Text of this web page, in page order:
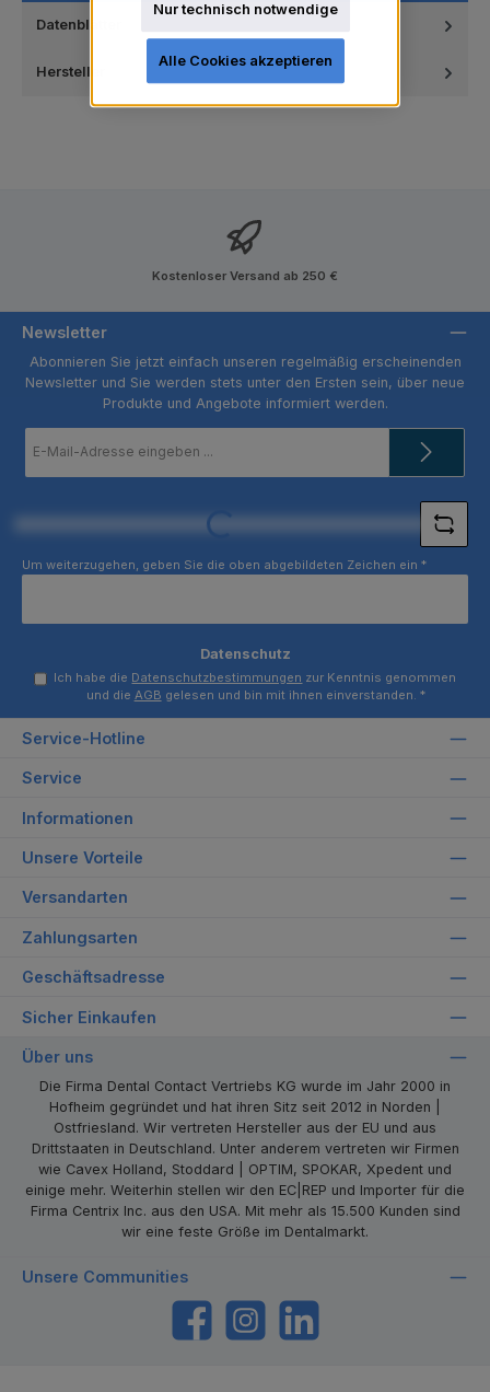
Datenblätter
Hersteller
Kostenloser Versand ab 250 €
Newsletter
Abonnieren Sie jetzt einfach unseren regelmäßig erscheinenden
Newsletter und Sie werden stets unter den Ersten sein, über neue
Produkte und Angebote informiert werden.
Mail-
Loading...
Um weiterzugehen, geben Sie die oben abgebildeten Zeichen ein *
Datenschutz
Ich habe die Datenschutzbestimmungen zur Kenntnis genommen
und die AGB gelesen und bin mit ihnen einverstanden. *
Service-Hotline
Service
Informationen
Unsere Vorteile
Versandarten
Zahlungsarten
Geschäftsadresse
Sicher Einkaufen
Über uns
Die Firma Dental Contact Vertriebs KG wurde im Jahr 2000 in
Hofheim gegründet und hat ihren Sitz seit 2012 in Norden |
Ostfriesland. Wir vertreten Hersteller aus der EU und aus
Drittstaaten in Deutschland. Unter anderem vertreten wir Firmen
wie Cavex Holland, Stoddard | OPTIM, SPOKAR, Xpedent und
einige mehr. Weiterhin stellen wir den EC|REP und Importer für die
Firma Centrix Inc. aus den USA. Mit mehr als 15.500 Kunden sind
wir eine feste Größe im Dentalmarkt.
Unsere Communities
https://www.facebook.com/dentalcontact
Instagram
Nur technisch notwendige
Alle Cookies akzeptieren